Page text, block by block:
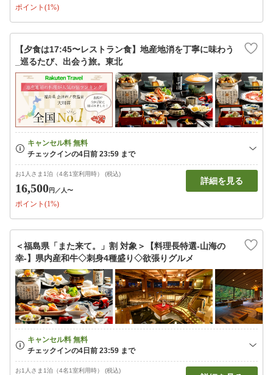
ポイント(1%)
【夕食は17:45〜レストラン食】地産地消を丁寧に味わう
_巡るたび、出会う旅。東北
お1人さま1泊（4名1室利用時） (税込)
16,500円 ／人〜
ポイント(1%)
詳細を見る
＜福島県「また来て。」割 対象＞【料理長特選-山海の
幸-】県内産和牛◇刺身4種盛り◇欲張りグルメ
お1人さま1泊（4名1室利用時） (税込)